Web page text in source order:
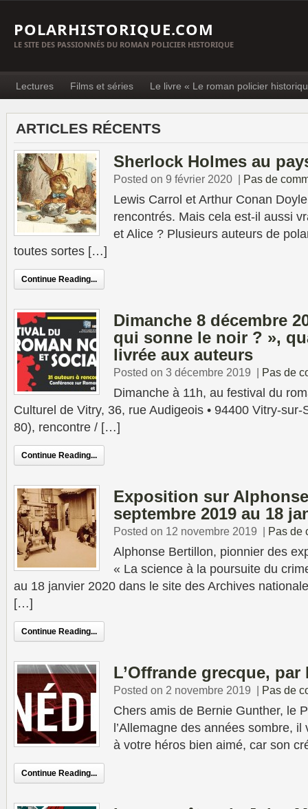
POLARHISTORIQUE.COM
LE SITE DES PASSIONNÉS DU ROMAN POLICIER HISTORIQUE
Lectures Films et séries Le livre « Le roman policier
ARTICLES RÉCENTS
Sherlock Holmes au
Posted on 9 février 2020 | Pas de
Lewis Carrol et Arthur Conan
rencontrés. Mais cela est-il aussi
et Alice ? Plusieurs auteurs de
toutes sortes […]
Continue Reading...
Dimanche 8 décembre
qui sonne le noir ? »,
livrée aux auteurs
Posted on 3 décembre 2019 | Pas de
Dimanche à 11h, au festival du
Culturel de Vitry, 36, rue Audigeois • 94400 Vitry-sur-
80), rencontre / […]
Continue Reading...
Exposition sur
septembre 2019 au 18
Posted on 12 novembre 2019 | Pas de
Alphonse Bertillon, pionnier des
« La science à la poursuite du
au 18 janvier 2020 dans le site des Archives
[…]
Continue Reading...
L’Offrande grecque,
Posted on 2 novembre 2019 | Pas de
Chers amis de Bernie Gunther, le
l’Allemagne des années sombre,
à votre héros bien aimé, car son
Continue Reading...